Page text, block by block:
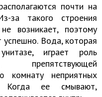
почти на
за такого строения
возникает, поэтому
успешно. Вода, которая
играет роль
препятствующей
комнату неприятных
Когда ее смывают,